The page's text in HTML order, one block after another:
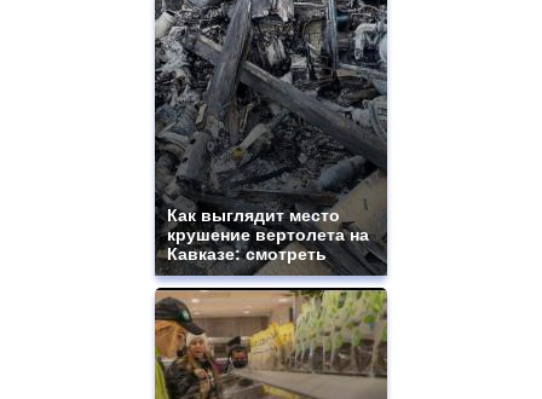
Как выглядит место
крушение вертолета на
Кавказе: смотреть